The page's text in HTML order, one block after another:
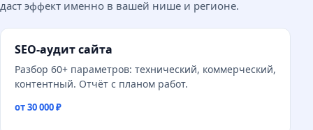
даст эффект именно в вашей нише и регионе.
SEO-аудит сайта
Разбор 60+ параметров: технический, коммерческий,
контентный. Отчёт с планом работ.
от 30 000 ₽